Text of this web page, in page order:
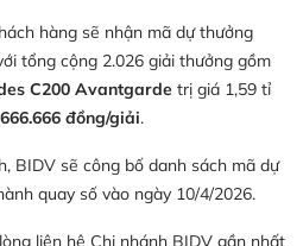
hàng sẽ nhận mã dự thưởng
tổng cộng 2.026 giải thưởng gồm
C200 Avantgarde trị giá 1,59 tỉ
đồng/giải.
BIDV sẽ công bố danh sách mã dự
quay số vào ngày 10/4/2026.
liên hệ Chi nhánh BIDV gần nhất